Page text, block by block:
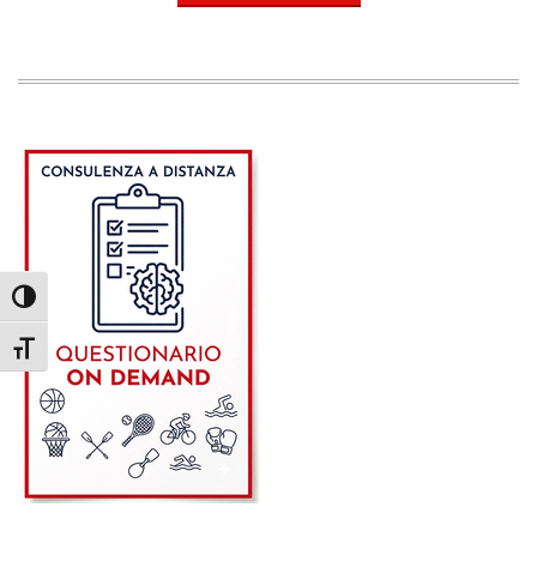
Attiva/disattiva alto contrasto
Attiva/disattiva dimensione testo